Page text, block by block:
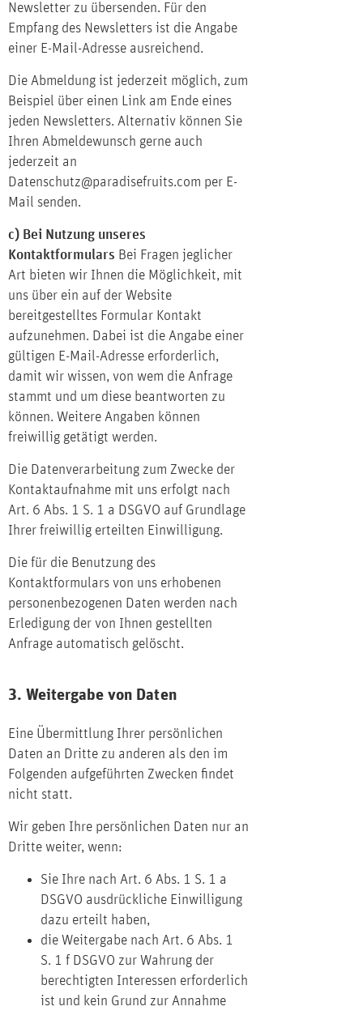
Newsletter zu übersenden. Für den
Empfang des Newsletters ist die Angabe
einer E-Mail-Adresse ausreichend.
Die Abmeldung ist jederzeit möglich, zum
Beispiel über einen Link am Ende eines
jeden Newsletters. Alternativ können Sie
Ihren Abmeldewunsch gerne auch
jederzeit an
Datenschutz@paradisefruits.com per E-
Mail senden.
c) Bei Nutzung unseres
Kontaktformulars Bei Fragen jeglicher
Art bieten wir Ihnen die Möglichkeit, mit
uns über ein auf der Website
bereitgestelltes Formular Kontakt
aufzunehmen. Dabei ist die Angabe einer
gültigen E-Mail-Adresse erforderlich,
damit wir wissen, von wem die Anfrage
stammt und um diese beantworten zu
können. Weitere Angaben können
freiwillig getätigt werden.
Die Datenverarbeitung zum Zwecke der
Kontaktaufnahme mit uns erfolgt nach
Art. 6 Abs. 1 S. 1 a DSGVO auf Grundlage
Ihrer freiwillig erteilten Einwilligung.
Die für die Benutzung des
Kontaktformulars von uns erhobenen
personenbezogenen Daten werden nach
Erledigung der von Ihnen gestellten
Anfrage automatisch gelöscht.
3. Weitergabe von Daten
Eine Übermittlung Ihrer persönlichen
Daten an Dritte zu anderen als den im
Folgenden aufgeführten Zwecken findet
nicht statt.
Wir geben Ihre persönlichen Daten nur an
Dritte weiter, wenn:
Sie Ihre nach Art. 6 Abs. 1 S. 1 a
DSGVO ausdrückliche Einwilligung
dazu erteilt haben,
die Weitergabe nach Art. 6 Abs. 1
S. 1 f DSGVO zur Wahrung der
berechtigten Interessen erforderlich
ist und kein Grund zur Annahme